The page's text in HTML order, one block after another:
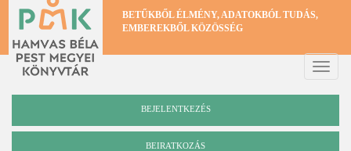
Ugrás
tartalomra
BETŰKBŐL ÉLMÉNY, ADATOKBÓL TUDÁS,
EMBEREKBŐL KÖZÖSSÉG
Toggle
BEJELENTKEZÉS
BEIRATKOZÁS